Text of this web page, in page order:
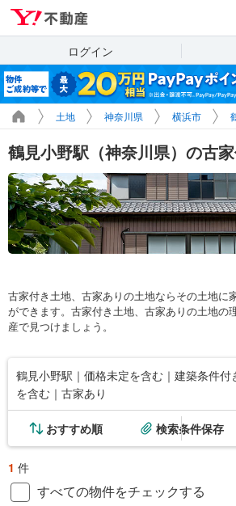
ログイン
土地 神奈川県 横浜市
鶴見小野駅（神奈川県）の古
古家付き土地、古家ありの土地ならその土地に
ができます。古家付き土地、古家ありの土地の
産で見つけましょう。
鶴見小野駅｜価格未定を含む｜建築条件付
を含む｜古家あり
おすすめ順 検索条件保存
1 件
すべての物件をチェックする